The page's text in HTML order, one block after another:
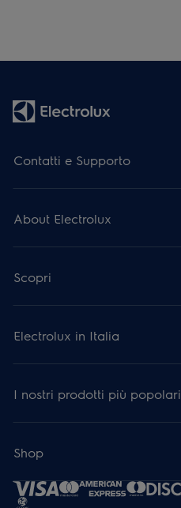
Contatti e Supporto
About Electrolux
Scopri
Electrolux in Italia
I nostri prodotti più popolari
Shop